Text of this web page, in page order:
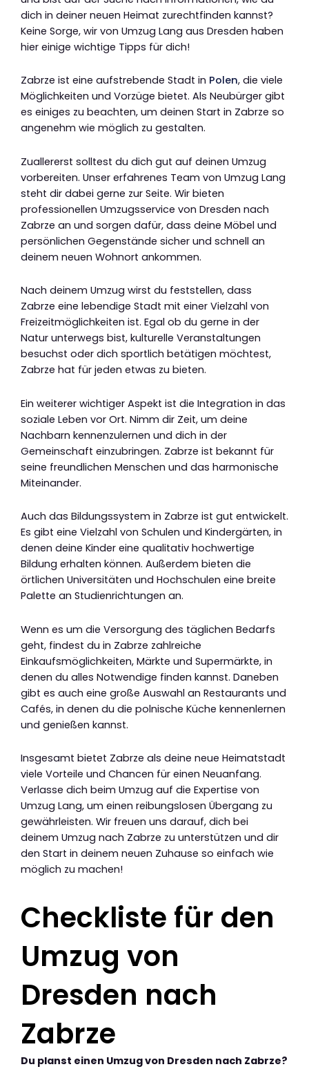
dich in deiner neuen Heimat zurechtfinden kannst?
Keine Sorge, wir von Umzug Lang aus Dresden haben
hier einige wichtige Tipps für dich!
Zabrze ist eine aufstrebende Stadt in Polen, die viele
Möglichkeiten und Vorzüge bietet. Als Neubürger gibt
es einiges zu beachten, um deinen Start in Zabrze so
angenehm wie möglich zu gestalten.
Zuallererst solltest du dich gut auf deinen Umzug
vorbereiten. Unser erfahrenes Team von Umzug Lang
steht dir dabei gerne zur Seite. Wir bieten
professionellen Umzugsservice von Dresden nach
Zabrze an und sorgen dafür, dass deine Möbel und
persönlichen Gegenstände sicher und schnell an
deinem neuen Wohnort ankommen.
Nach deinem Umzug wirst du feststellen, dass
Zabrze eine lebendige Stadt mit einer Vielzahl von
Freizeitmöglichkeiten ist. Egal ob du gerne in der
Natur unterwegs bist, kulturelle Veranstaltungen
besuchst oder dich sportlich betätigen möchtest,
Zabrze hat für jeden etwas zu bieten.
Ein weiterer wichtiger Aspekt ist die Integration in das
soziale Leben vor Ort. Nimm dir Zeit, um deine
Nachbarn kennenzulernen und dich in der
Gemeinschaft einzubringen. Zabrze ist bekannt für
seine freundlichen Menschen und das harmonische
Miteinander.
Auch das Bildungssystem in Zabrze ist gut entwickelt.
Es gibt eine Vielzahl von Schulen und Kindergärten, in
denen deine Kinder eine qualitativ hochwertige
Bildung erhalten können. Außerdem bieten die
örtlichen Universitäten und Hochschulen eine breite
Palette an Studienrichtungen an.
Wenn es um die Versorgung des täglichen Bedarfs
geht, findest du in Zabrze zahlreiche
Einkaufsmöglichkeiten, Märkte und Supermärkte, in
denen du alles Notwendige finden kannst. Daneben
gibt es auch eine große Auswahl an Restaurants und
Cafés, in denen du die polnische Küche kennenlernen
und genießen kannst.
Insgesamt bietet Zabrze als deine neue Heimatstadt
viele Vorteile und Chancen für einen Neuanfang.
Verlasse dich beim Umzug auf die Expertise von
Umzug Lang, um einen reibungslosen Übergang zu
gewährleisten. Wir freuen uns darauf, dich bei
deinem Umzug nach Zabrze zu unterstützen und dir
den Start in deinem neuen Zuhause so einfach wie
möglich zu machen!
Checkliste für den
Umzug von
Dresden nach
Zabrze
Du planst einen Umzug von Dresden nach Zabrze?